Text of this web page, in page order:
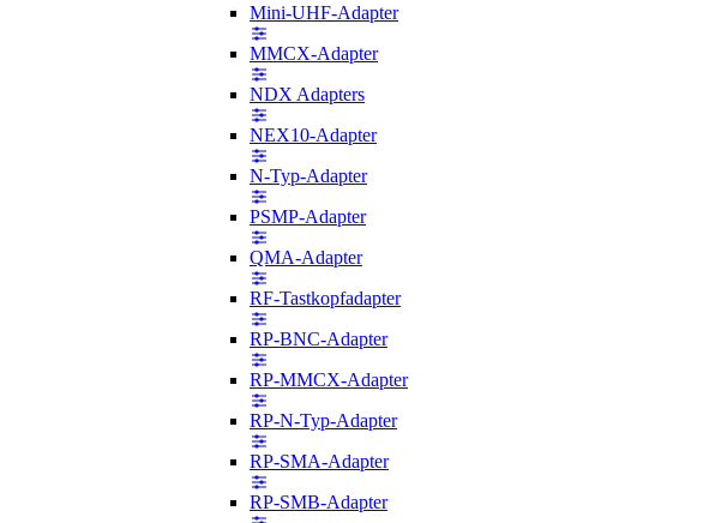
Mini-UHF-Adapter
MMCX-Adapter
NDX Adapters
NEX10-Adapter
N-Typ-Adapter
PSMP-Adapter
QMA-Adapter
RF-Tastkopfadapter
RP-BNC-Adapter
RP-MMCX-Adapter
RP-N-Typ-Adapter
RP-SMA-Adapter
RP-SMB-Adapter